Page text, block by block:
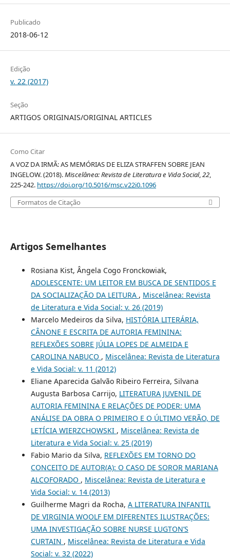
Publicado
2018-06-12
Edição
v. 22 (2017)
Seção
ARTIGOS ORIGINAIS/ORIGINAL ARTICLES
Como Citar
A VOZ DA IRMÃ: AS MEMÓRIAS DE ELIZA STRAFFEN SOBRE JEAN
INGELOW. (2018).Miscelânea: Revista de Literatura e Vida Social,22,
225-242. https://doi.org/10.5016/msc.v22i0.1096
Formatos de Citação
Artigos Semelhantes
Rosiana Kist, Ângela Cogo Fronckowiak,
ADOLESCENTE: UM LEITOR EM BUSCA DE SENTIDOS E
DA SOCIALIZAÇÃO DA LEITURA , Miscelânea: Revista
de Literatura e Vida Social: v. 26 (2019)
Marcelo Medeiros da Silva, HISTÓRIA LITERÁRIA,
CÂNONE E ESCRITA DE AUTORIA FEMININA:
REFLEXÕES SOBRE JÚLIA LOPES DE ALMEIDA E
CAROLINA NABUCO , Miscelânea: Revista de Literatura
e Vida Social: v. 11 (2012)
Eliane Aparecida Galvão Ribeiro Ferreira, Silvana
Augusta Barbosa Carrijo, LITERATURA JUVENIL DE
AUTORIA FEMININA E RELAÇÕES DE PODER: UMA
ANÁLISE DA OBRA O PRIMEIRO E O ÚLTIMO VERÃO, DE
LETÍCIA WIERZCHOWSKI , Miscelânea: Revista de
Literatura e Vida Social: v. 25 (2019)
Fabio Mario da Silva, REFLEXÕES EM TORNO DO
CONCEITO DE AUTOR(A): O CASO DE SOROR MARIANA
ALCOFORADO , Miscelânea: Revista de Literatura e
Vida Social: v. 14 (2013)
Guilherme Magri da Rocha, A LITERATURA INFANTIL
DE VIRGINIA WOOLF EM DIFERENTES ILUSTRAÇÕES:
UMA INVESTIGAÇÃO SOBRE NURSE LUGTON’S
CURTAIN , Miscelânea: Revista de Literatura e Vida
Social: v. 32 (2022)